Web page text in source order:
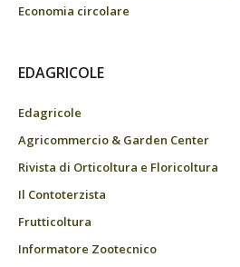
Economia circolare
EDAGRICOLE
Edagricole
Agricommercio & Garden Center
Rivista di Orticoltura e Floricoltura
Il Contoterzista
Frutticoltura
Informatore Zootecnico